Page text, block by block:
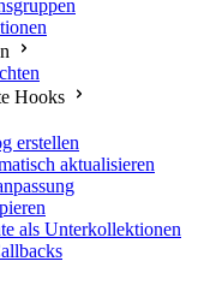
Hooks
erstellen
aktualisieren
als Unterkollektionen